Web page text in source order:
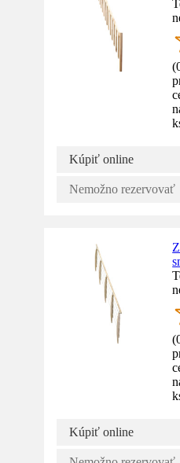
(
Kúpiť online
Nemožno rezervovať
(
Kúpiť online